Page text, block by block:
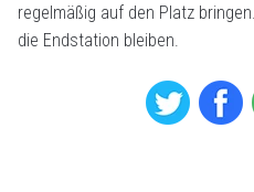
regelmäßig auf den Platz
die Endstation bleiben.